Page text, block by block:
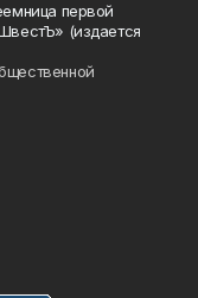
первой
(издается